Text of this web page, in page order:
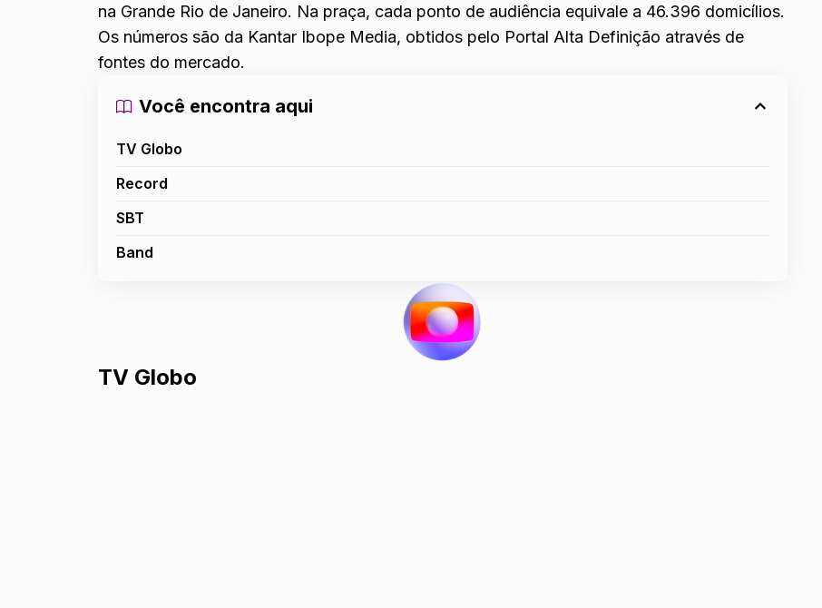
na Grande Rio de Janeiro. Na praça, cada ponto de audiência equivale a 46.396 domicílios.
Os números são da Kantar Ibope Media, obtidos pelo Portal Alta Definição através de
fontes do mercado.
Você encontra aqui
TV Globo
Record
SBT
Band
TV Globo